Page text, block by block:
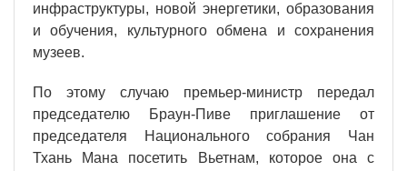
инфраструктуры, новой энергетики, образования
и обучения, культурного обмена и сохранения
музеев.
По этому случаю премьер-министр передал
председателю Браун-Пиве приглашение от
председателя Национального собрания Чан
Тхань Мана посетить Вьетнам, которое она с